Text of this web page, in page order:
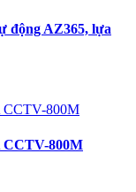
động AZ365, lựa
CCTV-800M